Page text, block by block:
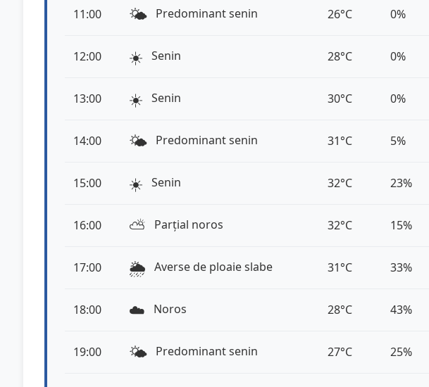
11:00 🌤️ Predominant senin 26°C 0%
12:00 ☀️ Senin 28°C 0%
13:00 ☀️ Senin 30°C 0%
14:00 🌤️ Predominant senin 31°C 5%
15:00 ☀️ Senin 32°C 23%
16:00 ⛅️ Parțial noros 32°C 15%
17:00 🌦️ Averse de ploaie slabe 31°C 33%
18:00 ☁️ Noros 28°C 43%
19:00 🌤️ Predominant senin 27°C 25%